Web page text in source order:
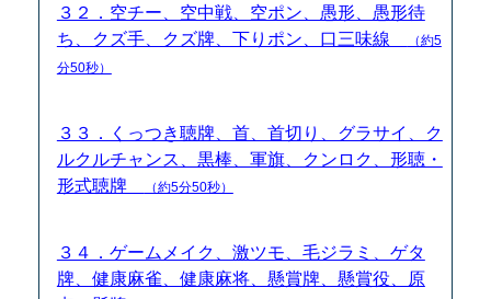
３２．空チー、空中戦、空ポン、愚形、愚形待
ち、クズ手、クズ牌、下りポン、口三味線
（約5
分50秒）
３３．くっつき聴牌、首、首切り、グラサイ、ク
ルクルチャンス、黒棒、軍旗、クンロク、形聴・
形式聴牌
（約5分50秒）
３４．ゲームメイク、激ツモ、毛ジラミ、ゲタ
牌、健康麻雀、健康麻将、懸賞牌、懸賞役、原